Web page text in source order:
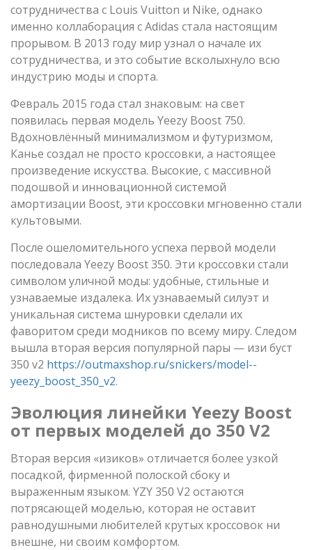
сотрудничества с Louis Vuitton и Nike, однако
именно коллаборация с Adidas стала настоящим
прорывом. В 2013 году мир узнал о начале их
сотрудничества, и это событие всколыхнуло всю
индустрию моды и спорта.
Февраль 2015 года стал знаковым: на свет
появилась первая модель Yeezy Boost 750.
Вдохновлённый минимализмом и футуризмом,
Канье создал не просто кроссовки, а настоящее
произведение искусства. Высокие, с массивной
подошвой и инновационной системой
амортизации Boost, эти кроссовки мгновенно стали
культовыми.
После ошеломительного успеха первой модели
последовала Yeezy Boost 350. Эти кроссовки стали
символом уличной моды: удобные, стильные и
узнаваемые издалека. Их узнаваемый силуэт и
уникальная система шнуровки сделали их
фаворитом среди модников по всему миру. Следом
вышла вторая версия популярной пары — изи буст
350 v2 https://outmaxshop.ru/snickers/model--
yeezy_boost_350_v2.
Эволюция линейки Yeezy Boost
от первых моделей до 350 V2
Вторая версия «изиков» отличается более узкой
посадкой, фирменной полоской сбоку и
выраженным языком. YZY 350 V2 остаются
потрясающей моделью, которая не оставит
равнодушными любителей крутых кроссовок ни
внешне, ни своим комфортом.